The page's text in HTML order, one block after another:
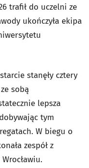
trafił do uczelni ze
ukończyła ekipa
stanęły cztery
sobą
lepsza
tym
W biegu o
zespół z